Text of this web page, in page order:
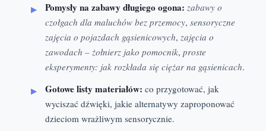
Pomysły na zabawy długiego ogona: zabawy o
czołgach dla maluchów bez przemocy, sensoryczne
zajęcia o pojazdach gąsienicowych, zajęcia o
zawodach – żołnierz jako pomocnik, proste
eksperymenty: jak rozkłada się ciężar na gąsienicach.
Gotowe listy materiałów: co przygotować, jak
wyciszać dźwięki, jakie alternatywy zaproponować
dzieciom wrażliwym sensorycznie.